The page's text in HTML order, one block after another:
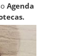
Agenda